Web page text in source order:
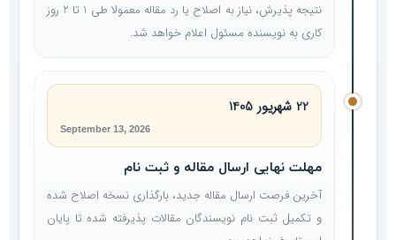
نتیجه پذیرش، نیاز به اصلاح یا رد مقاله معمولا طی 1 تا 2 روز
کاری به نویسنده مسئول اعلام خواهد شد.
22 شهریور 1405
September 13, 2026
مهلت نهایی ارسال مقاله و ثبت نام
آخرین فرصت ارسال مقاله جدید، بارگذاری نسخه اصلاح شده
و تکمیل ثبت نام نویسندگان مقالات پذیرفته شده تا پایان